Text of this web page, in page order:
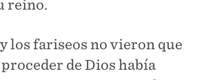
reino.
los fariseos no vieron que
de Dios había